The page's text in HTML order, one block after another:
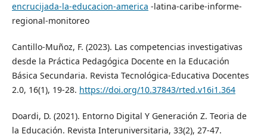
encrucijada-la-educacion-america -latina-caribe-informe-
regional-monitoreo
Cantillo-Muñoz, F. (2023). Las competencias investigativas
desde la Práctica Pedagógica Docente en la Educación
Básica Secundaria. Revista Tecnológica-Educativa Docentes
2.0, 16(1), 19-28. https://doi.org/10.37843/rted.v16i1.364
Doardi, D. (2021). Entorno Digital Y Generación Z. Teoria de
la Educación. Revista Interuniversitaria, 33(2), 27-47.